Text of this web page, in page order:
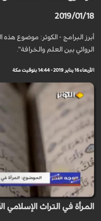
2019/01/18
أبرز البرامج - الكوثر: موضوع هذه
الروائي بين العلم والخرافة".
الأربعاء 16 يناير 2019 - 14:44 بتوقيت مكة
المرأة في التراث الإسلامي